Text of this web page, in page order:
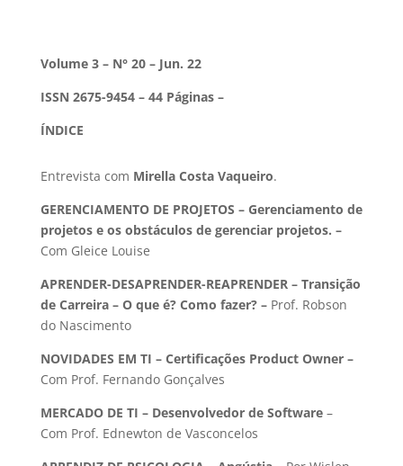
Volume 3 – N° 20 – Jun. 22
ISSN 2675-9454 – 44 Páginas –
ÍNDICE
Entrevista com Mirella Costa Vaqueiro.
GERENCIAMENTO DE PROJETOS – Gerenciamento de
projetos e os obstáculos de gerenciar projetos. –
Com Gleice Louise
APRENDER-DESAPRENDER-REAPRENDER – Transição
de Carreira – O que é? Como fazer? – Prof. Robson
do Nascimento
NOVIDADES EM TI – Certificações Product Owner –
Com Prof. Fernando Gonçalves
MERCADO DE TI – Desenvolvedor de Software–
Com Prof. Ednewton de Vasconcelos